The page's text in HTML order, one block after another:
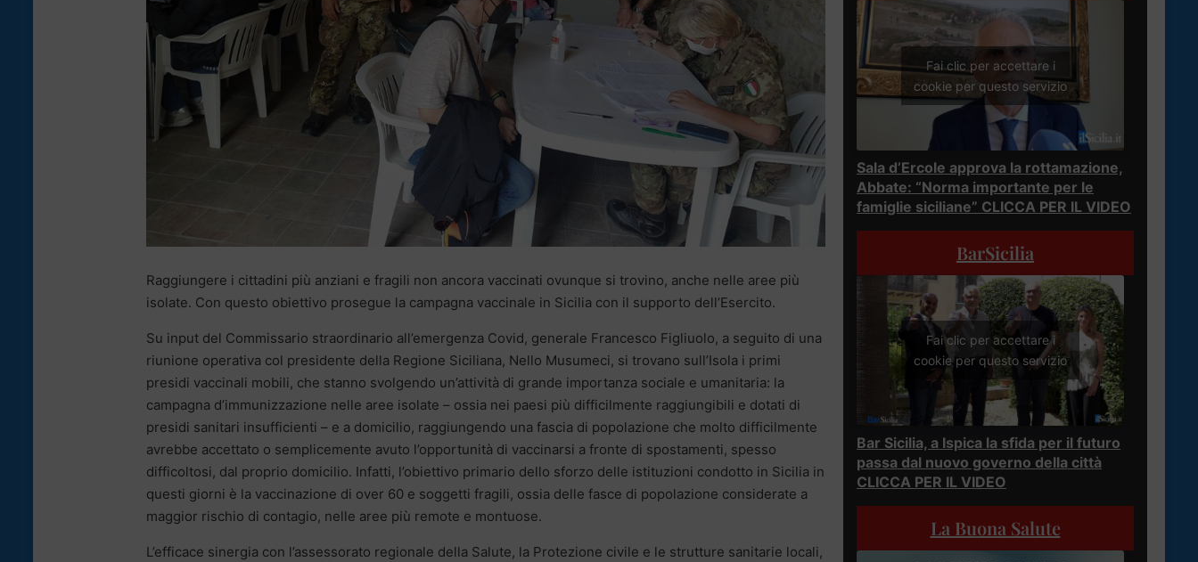
Raggiungere i cittadini più anziani e fragili non ancora vaccinati ovunque si trovino, anche nelle aree più
isolate. Con questo obiettivo prosegue la campagna vaccinale in Sicilia con il supporto dell’Esercito.
Su input del Commissario straordinario all’emergenza Covid, generale Francesco Figliuolo, a seguito di una
riunione operativa col presidente della Regione Siciliana, Nello Musumeci, si trovano sull’Isola i primi
presidi vaccinali mobili, che stanno svolgendo un’attività di grande importanza sociale e umanitaria: la
campagna d’immunizzazione nelle aree isolate – ossia nei paesi più difficilmente raggiungibili e dotati di
presidi sanitari insufficienti – e a domicilio, raggiungendo una fascia di popolazione che molto difficilmente
avrebbe accettato o semplicemente avuto l’opportunità di vaccinarsi a fronte di spostamenti, spesso
difficoltosi, dal proprio domicilio. Infatti, l’obiettivo primario dello sforzo delle istituzioni condotto in Sicilia in
questi giorni è la vaccinazione di over 60 e soggetti fragili, ossia delle fasce di popolazione considerate a
maggior rischio di contagio, nelle aree più remote e montuose.
L’efficace sinergia con l’assessorato regionale della Salute, la Protezione civile e le strutture sanitarie locali,
Fai clic per accettare i
cookie per questo servizio
Sala d’Ercole approva la rottamazione,
Abbate: “Norma importante per le
famiglie siciliane” CLICCA PER IL VIDEO
BarSicilia
Fai clic per accettare i
cookie per questo servizio
Bar Sicilia, a Ispica la sfida per il futuro
passa dal nuovo governo della città
CLICCA PER IL VIDEO
La Buona Salute